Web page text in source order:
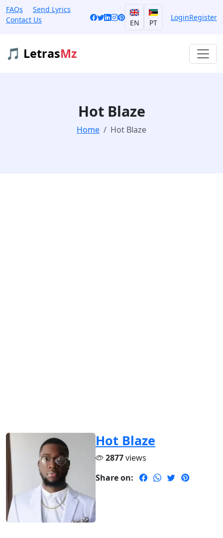
FAQs
Send Lyrics
Contact Us
EN PT
LoginRegister
🎵 LetrasMz
Hot Blaze
Home Hot Blaze
Hot Blaze
2877views
Share on: